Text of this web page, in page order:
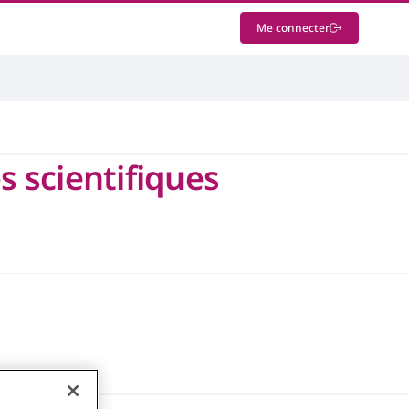
Me connecter
scientifiques